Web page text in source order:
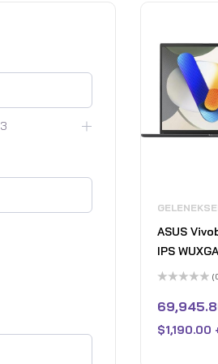
3
ASUS
IPS
Laptop
DDR4 RAM
Win 11
üzerinden
0
aldı
$1,190.00